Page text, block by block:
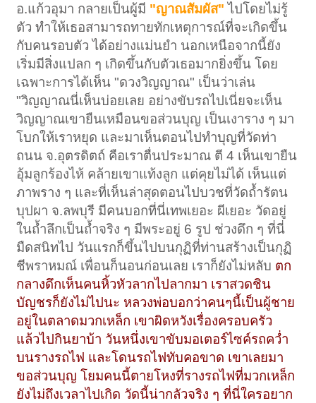
อ.แก้วอุมา กลายเป็นผู้มี "ญาณสัมผัส" ไปโดยไม่รู้
ตัว ทำให้เธอสามารถทายทักเหตุการณ์ที่จะเกิดขึ้น
กับคนรอบตัว ได้อย่างแม่นยำ นอกเหนือจากนี้ยัง
เริ่มมีสิ่งแปลก ๆ เกิดขึ้นกับตัวเธอมากยิ่งขึ้น โดย
เฉพาะการได้เห็น "ดวงวิญญาณ" เป็นว่าเล่น
"วิญญาณนี่เห็นบ่อยเลย อย่างขับรถไปเนี่ยจะเห็น
วิญญาณเขายืนเหมือนขอส่วนบุญ เป็นเงาราง ๆ มา
โบกให้เราหยุด และมาเห็นตอนไปทำบุญที่วัดท่า
ถนน จ.อุตรดิตถ์ คือเราตื่นประมาณ ตี 4 เห็นเขายืน
อุ้มลูกร้องไห้ คล้ายเขาแท้งลูก แต่คุยไม่ได้ เห็นแต่
ภาพราง ๆ และที่เห็นล่าสุดตอนไปบวชที่วัดถ้ำรัตน
บุปผา จ.ลพบุรี มีคนบอกที่นี่เทพเยอะ ผีเยอะ วัดอยู่
ในถ้ำลึกเป็นถ้ำจริง ๆ มีพระอยู่ 6 รูป ช่วงดึก ๆ ที่นี่
มืดสนิทไป วันแรกก็ขึ้นไปบนกุฏิที่ท่านสร้างเป็นกุฏิ
ชีพราหมณ์ เพื่อนก็นอนก่อนเลย เราก็ยังไม่หลับ ตก
กลางดึกเห็นคนหิ้วหัวลากไปลากมา เราสวดชิน
บัญชรก็ยังไม่ไปนะ หลวงพ่อบอกว่าคนๆนี้เป็นผู้ชาย
อยู่ในตลาดมวกเหล็ก เขาผิดหวังเรื่องครอบครัว
แล้วไปกินยาบ้า วันหนึ่งเขาขับมอเตอร์ไซค์รถคว่ำ
บนรางรถไฟ และโดนรถไฟทับคอขาด เขาเลยมา
ขอส่วนบุญ โยมคนนี้ตายโหงที่รางรถไฟที่มวกเหล็ก
ยังไม่ถึงเวลาไปเกิด วัดนี้น่ากลัวจริง ๆ ที่นี่ใครอยาก